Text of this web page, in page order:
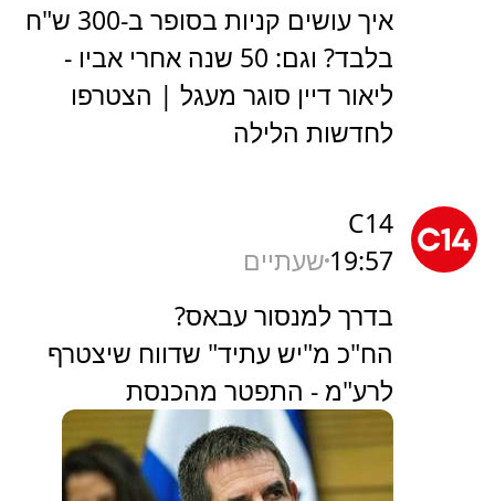
איך עושים קניות בסופר ב-300 ש"ח
בלבד? וגם: 50 שנה אחרי אביו -
ליאור דיין סוגר מעגל | הצטרפו
לחדשות הלילה
C14
19:57 שעתיים
בדרך למנסור עבאס?
הח"כ מ"יש עתיד" שדווח שיצטרף
לרע"מ - התפטר מהכנסת